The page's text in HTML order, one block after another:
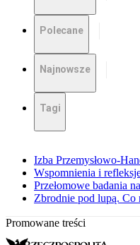
Polecane
Najnowsze
Tagi
Izba Przemysłowo-
Wspomnienia i
Przełomowe badania
Zbrodnie pod lupą. Co
Promowane treści